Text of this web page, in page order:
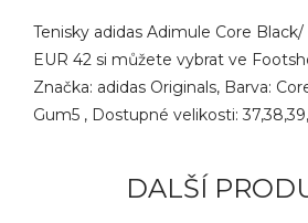
Tenisky adidas Adimule Core
EUR 42 si můžete vybrat ve
Značka: adidas Originals, Barva:
Gum5 , Dostupné velikosti:
DALŠÍ